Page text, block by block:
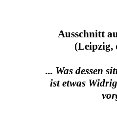
Ausschnitt
(Leipzig,
... Was dessen
ist etwas